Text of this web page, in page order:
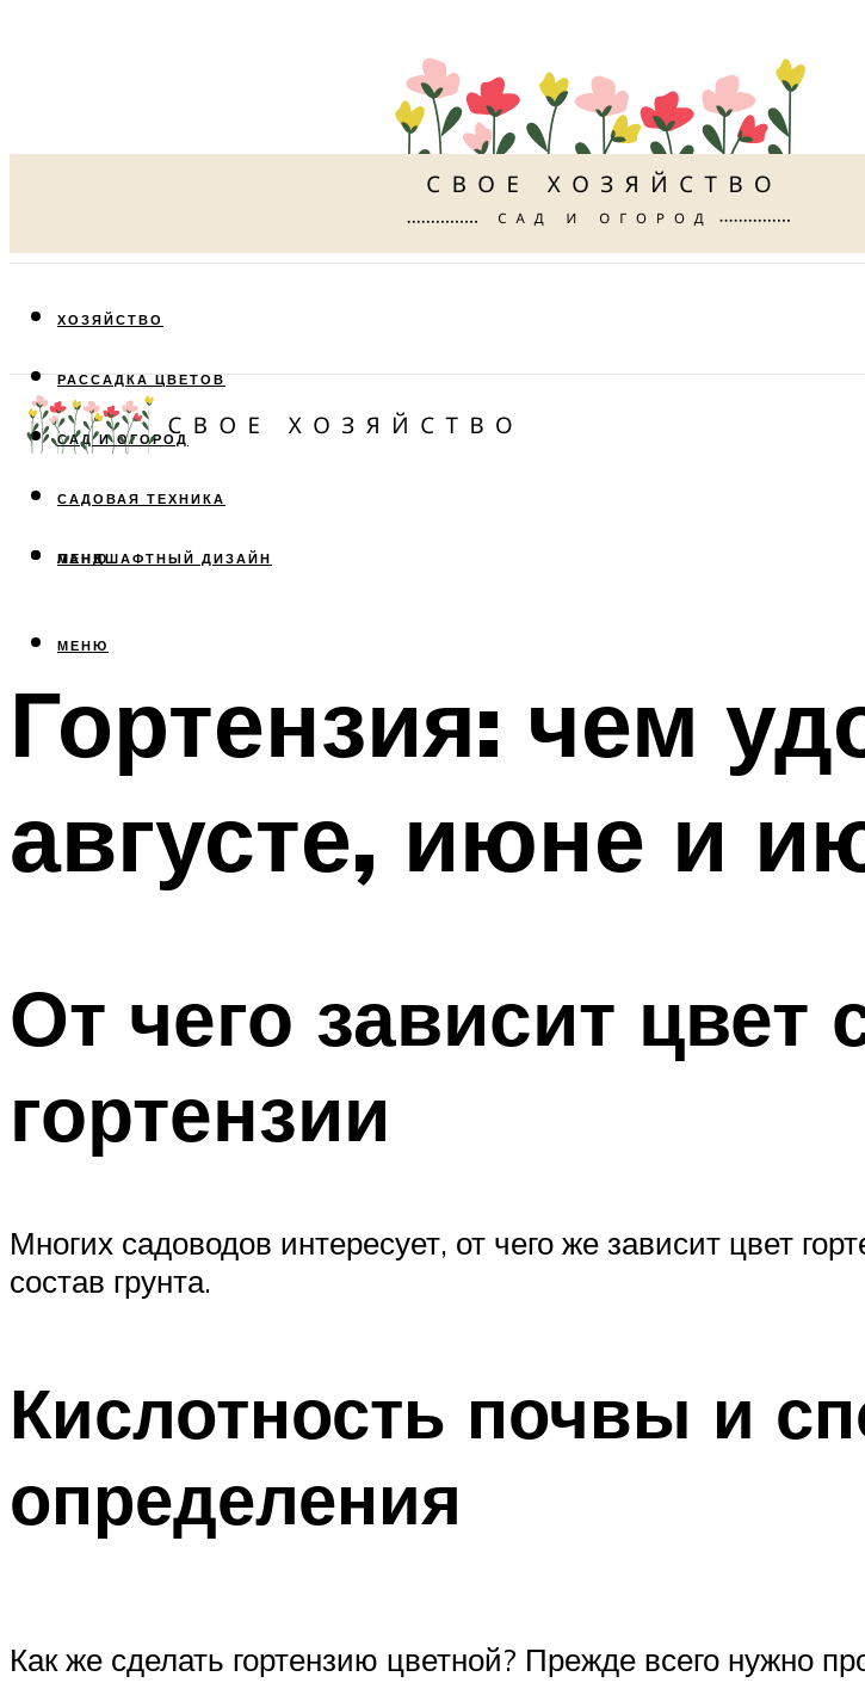
ХОЗЯЙСТВО
РАССАДКА ЦВЕТОВ
САД И ОГОРОД
САДОВАЯ ТЕХНИКА
ЛАНДШАФТНЫЙ ДИЗАЙН
МЕНЮ
МЕНЮ
Гортензия: чем
августе, июне и
От чего зависит цвет
гортензии
Многих садоводов интересует, от чего же зависит цвет
состав грунта.
Кислотность почвы и
определения
Как же сделать гортензию цветной? Прежде всего нужно